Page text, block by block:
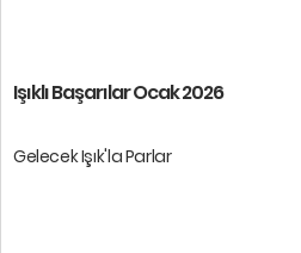
Işıklı Başarılar Ocak 2026
Gelecek Işık'la Parlar